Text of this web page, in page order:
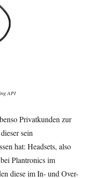
API
Privatkunden zur
sein
hat: Headsets, also
Plantronics im
diese im In- und Over-